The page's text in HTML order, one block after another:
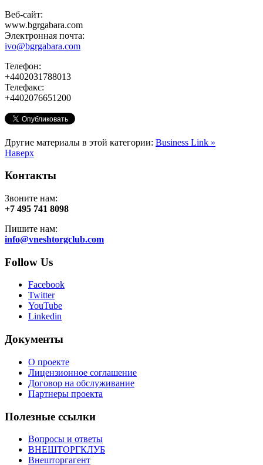
Веб-сайт:
www.bgrgabara.com
Электронная почта:
ivo@bgrgabara.com
Телефон:
+4402031788013
Телефакс:
+4402076651200
Другие материалы в этой категории: Business Link »
Наверх
Контакты
Звоните нам:
+7 495 741 8098
Пишите нам:
info@vneshtorgclub.com
Follow Us
Facebook
Twitter
YouTube
Linkedin
Документы
О проекте
Лицензионное соглашение
Договор на обслуживание
Партнеры проекта
Полезные ссылки
Вопросы и ответы
ВНЕШТОРГКЛУБ
Внешторгагент